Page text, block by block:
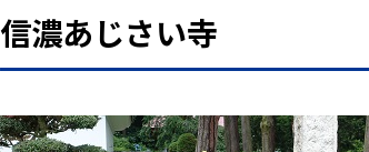
信濃あじさい寺